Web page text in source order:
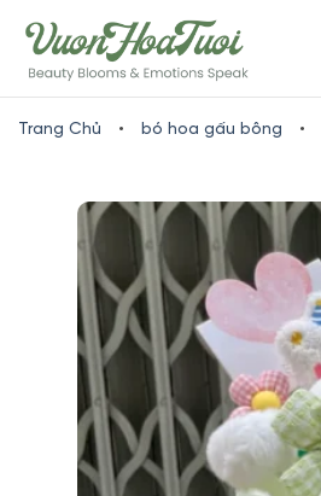
to
content
Trang Chủ • bó hoa gấu bông •